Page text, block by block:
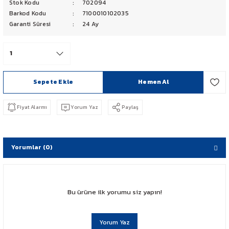
PCX 125-150
CBR 250
CRF 250 RALLY
NX 500
Stok Kodu
702094
Barkod Kodu
7100010102035
Garanti Süresi
24 Ay
Sepete Ekle Hemen Al
Fiyat Alarmı Yorum Yaz Paylaş
Yorumlar (0)
Bu ürüne ilk yorumu siz yapın!
Yorum Yaz